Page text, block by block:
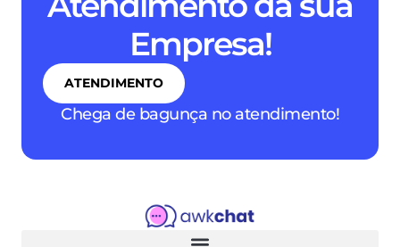
Empresa!
ATENDIMENTO
Chega de bagunça no atendimento!